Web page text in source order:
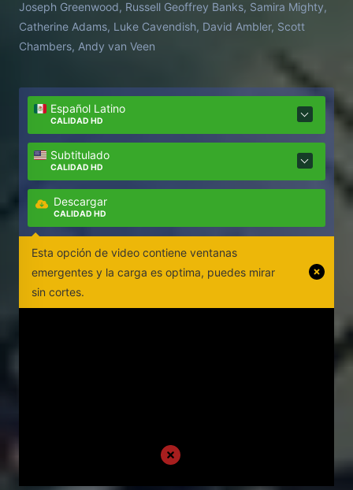
Joseph Greenwood, Russell Geoffrey Banks, Samira Mighty,
Catherine Adams, Luke Cavendish, David Ambler, Scott
Chambers, Andy van Veen
Español Latino
CALIDAD HD
Subtitulado
CALIDAD HD
Descargar
CALIDAD HD
Esta opción de video contiene ventanas
emergentes y la carga es optima, puedes mirar
sin cortes.